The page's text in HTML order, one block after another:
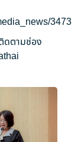
3473
ดตามช่อง